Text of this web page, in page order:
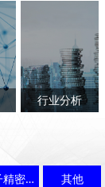
行业分析
量子精密测量 其他